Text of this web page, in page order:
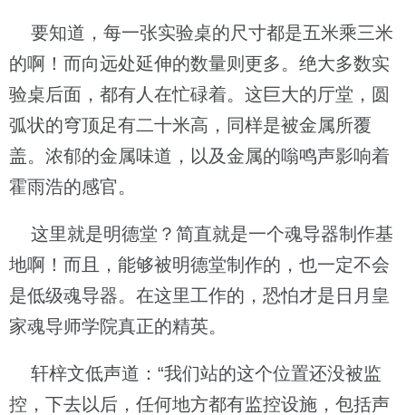
要知道，每一张实验桌的尺寸都是五米乘三米
的啊！而向远处延伸的数量则更多。绝大多数实
验桌后面，都有人在忙碌着。这巨大的厅堂，圆
弧状的穹顶足有二十米高，同样是被金属所覆
盖。浓郁的金属味道，以及金属的嗡鸣声影响着
霍雨浩的感官。
这里就是明德堂？简直就是一个魂导器制作基
地啊！而且，能够被明德堂制作的，也一定不会
是低级魂导器。在这里工作的，恐怕才是日月皇
家魂导师学院真正的精英。
轩梓文低声道：“我们站的这个位置还没被监
控，下去以后，任何地方都有监控设施，包括声